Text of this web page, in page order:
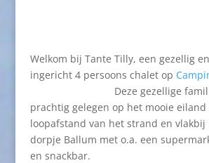
Welkom bij Tante Tilly, een gezellig
ingericht 4 persoons chalet op
Deze gezellige
prachtig gelegen op het mooie eiland
loopafstand van het strand en vlakbij
dorpje Ballum met o.a. een
en snackbar.